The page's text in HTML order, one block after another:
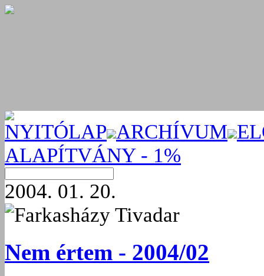
NYITÓLAP ARCHÍVUM
ALAPÍTVÁNY - 1%
2004. 01. 20.
Farkasházy Tivadar
Nem értem - 2004/02